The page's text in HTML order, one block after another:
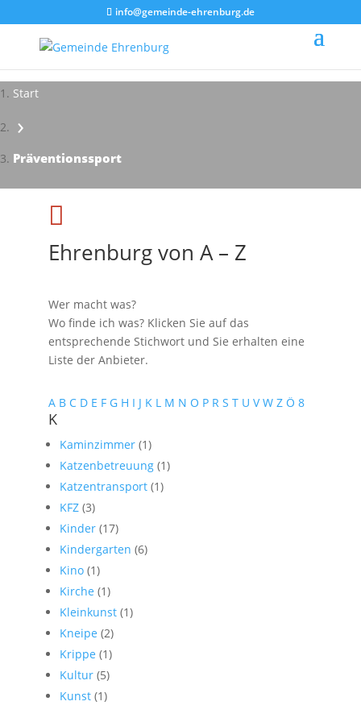
info@gemeinde-ehrenburg.de
Start
›
Präventionssport

Ehrenburg von A – Z
Wer macht was?
Wo finde ich was? Klicken Sie auf das
entsprechende Stichwort und Sie erhalten eine
Liste der Anbieter.
A B C D E F G H I J K L M N O P R S T U V W Z Ö 8
K
Kaminzimmer (1)
Katzenbetreuung (1)
Katzentransport (1)
KFZ (3)
Kinder (17)
Kindergarten (6)
Kino (1)
Kirche (1)
Kleinkunst (1)
Kneipe (2)
Krippe (1)
Kultur (5)
Kunst (1)